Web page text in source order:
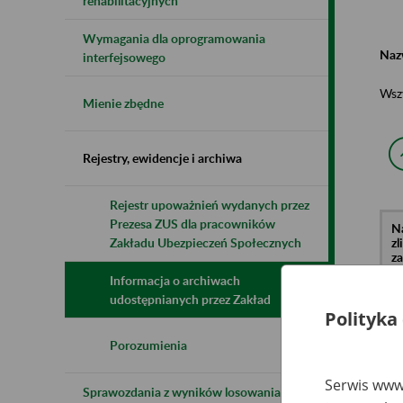
Wymagania dla oprogramowania
interfejsowego
Mienie zbędne
Rejestry, ewidencje i archiwa
Rejestr upoważnień wydanych przez
Prezesa ZUS dla pracowników
Zakładu Ubezpieczeń Społecznych
Informacja o archiwach
udostępnianych przez Zakład
Porozumienia
Sprawozdania z wyników losowania do
Polityka
Serwis